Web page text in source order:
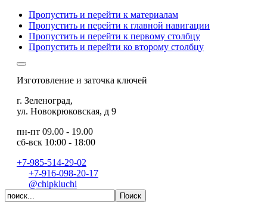
Пропустить и перейти к материалам
Пропустить и перейти к главной навигации
Пропустить и перейти к первому столбцу
Пропустить и перейти ко второму столбцу
Изготовление и заточка ключей
г. Зеленоград,
ул. Новокрюковская, д 9
пн-пт 09.00 - 19.00
сб-вск 10:00 - 18:00
+7-985-514-29-02
+7-916-098-20-17
@chipkluchi